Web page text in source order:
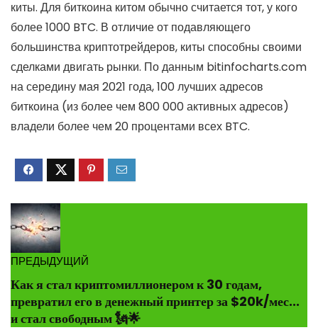
киты. Для биткоина китом обычно считается тот, у кого
более 1000 BTC. В отличие от подавляющего
большинства криптотрейдеров, киты способны своими
сделками двигать рынки. По данным bitinfocharts.com
на середину мая 2021 года, 100 лучших адресов
биткоина (из более чем 800 000 активных адресов)
владели более чем 20 процентами всех BTC.
ПРЕДЫДУЩИЙ
Как я стал криптомиллионером к 30 годам,
превратил его в денежный принтер за $20k/мес...
и стал свободным 🗽🌟